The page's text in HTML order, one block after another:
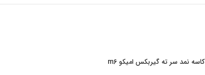
کاسه نمد سر ته گیربکس امیکو m6